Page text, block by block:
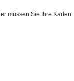
müssen Sie Ihre Karten